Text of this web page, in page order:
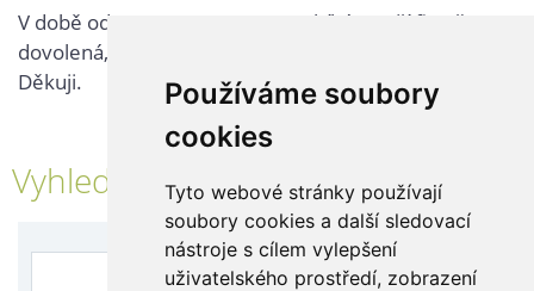
Používáme soubory
cookies
Tyto webové stránky používají
soubory cookies a další sledovací
nástroje s cílem vylepšení
uživatelského prostředí, zobrazení
V době od 25. 7. - 2. 8. 2026 probíhá v naší firmě
dovolená, kontaktujte nás až po jejím ukončení.
Děkuji.
Vyhledávání